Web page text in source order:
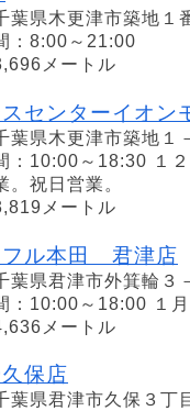
葉県木更津市築地１
：8:00～21:00
メートル
センターイオン
葉県木更津市築地１
：10:00～18:30 １
。祝日営業。
メートル
フル本田 君津店
葉県君津市外箕輪３
：10:00～18:00 １
メートル
保店
葉県君津市久保３丁